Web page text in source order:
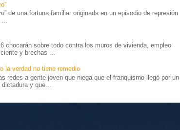
de una fortuna familiar originada en un episodio de represión
...
chocarán sobre todo contra los muros de vivienda, empleo
y brechas ...
la verdad no tiene remedio
redes a gente joven que niega que el franquismo llegó por un
y que...